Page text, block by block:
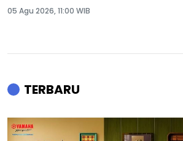
05 Agu 2026, 11:00 WIB
TERBARU